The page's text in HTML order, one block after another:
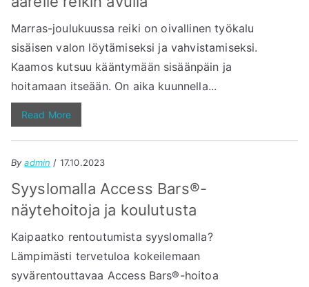
Marras-joulukuussa reiki on oivallinen työkalu
sisäisen valon löytämiseksi ja vahvistamiseksi.
Kaamos kutsuu kääntymään sisäänpäin ja
hoitamaan itseään. On aika kuunnella...
Read More
Byadmin / 17.10.2023
Syyslomalla Access Bars®-
näytehoitoja ja koulutusta
Kaipaatko rentoutumista syyslomalla?
Lämpimästi tervetuloa kokeilemaan
syvärentouttavaa Access Bars®-hoitoa